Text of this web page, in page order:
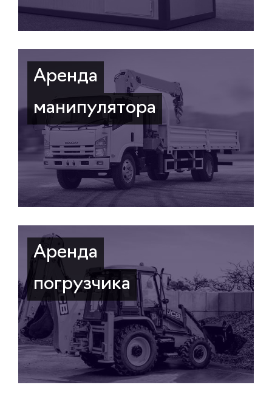
Аренда
манипулятора
Аренда
погрузчика